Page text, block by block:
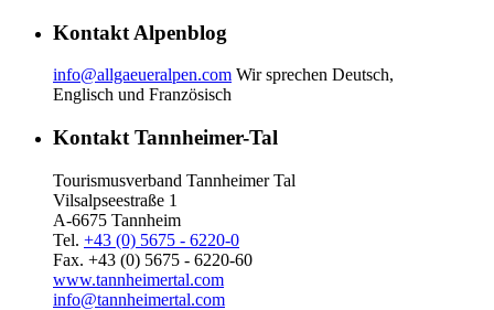
Kontakt Alpenblog
info@allgaeueralpen.com Wir sprechen Deutsch,
Englisch und Französisch
Kontakt Tannheimer-Tal
Tourismusverband Tannheimer Tal
Vilsalpseestraße 1
A-6675 Tannheim
Tel. +43 (0) 5675 - 6220-0
Fax. +43 (0) 5675 - 6220-60
www.tannheimertal.com
info@tannheimertal.com